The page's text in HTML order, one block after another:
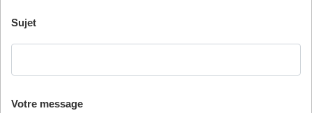
Sujet
Votre message